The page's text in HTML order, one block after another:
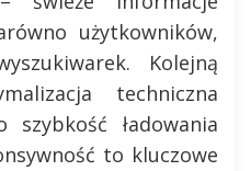
użytkowników,
Kolejną
techniczna
ładowania
to kluczowe